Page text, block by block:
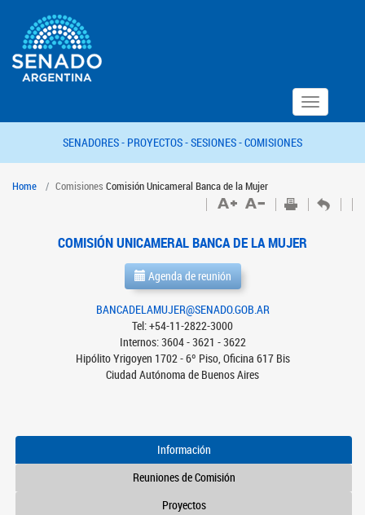
Toggle
navigation
SENADORES - PROYECTOS -SESIONES -COMISIONES
Home Comisiones Comisión Unicameral Banca de la Mujer
COMISIÓN UNICAMERAL BANCA DE LA MUJER
Agenda de reunión
BANCADELAMUJER@SENADO.GOB.AR
Tel: +54-11-2822-3000
Internos: 3604 - 3621 - 3622
Hipólito Yrigoyen 1702 - 6º Piso, Oficina 617 Bis
Ciudad Autónoma de Buenos Aires
Información
Reuniones de Comisión
Proyectos